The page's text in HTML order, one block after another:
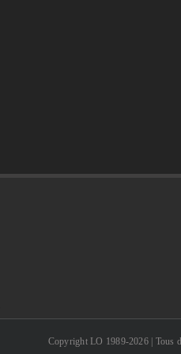
Copyright LO 1989-2026 | Tous